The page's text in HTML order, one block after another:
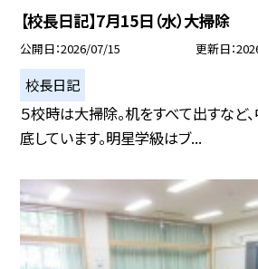
【校長日記】7月15日（水）大掃除
公開日 2026/07/15 更新日
校長日記
５校時は大掃除。机をすべて出すなど
底しています。明星学級はブ...